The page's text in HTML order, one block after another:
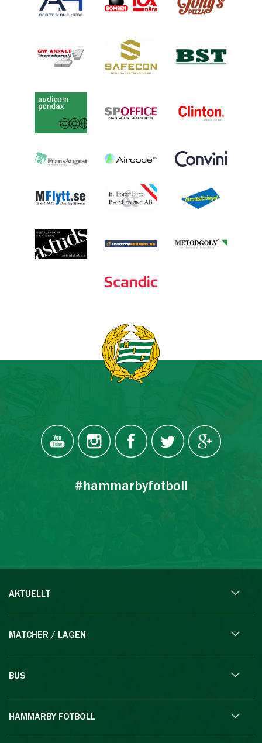
#hammarbyfotboll
AKTUELLT
MATCHER / LAGEN
BUS
HAMMARBY FOTBOLL